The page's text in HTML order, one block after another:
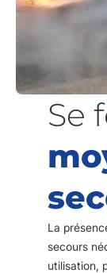
Se
La
secours
utilisation,